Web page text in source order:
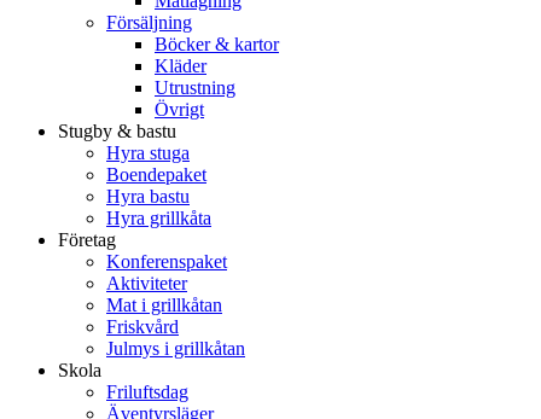
Försäljning
Böcker & kartor
Kläder
Utrustning
Övrigt
Stugby & bastu
Hyra stuga
Boendepaket
Hyra bastu
Hyra grillkåta
Företag
Konferenspaket
Aktiviteter
Mat i grillkåtan
Friskvård
Julmys i grillkåtan
Skola
Friluftsdag
Äventyrsläger